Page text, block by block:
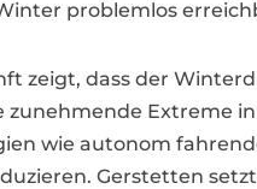
problemlos
zeigt, dass der
zunehmende Extreme
wie autonom
Gerstetten